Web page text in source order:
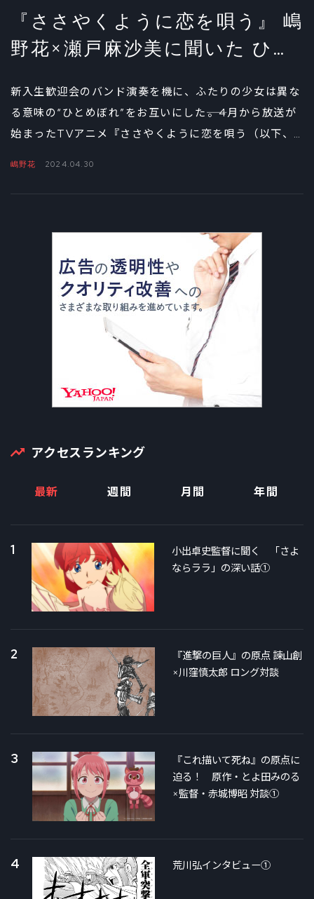
『ささやくように恋を唄う』 嶋
野花×瀬戸麻沙美に聞いた ひま
新入生歓迎会のバンド演奏を機に、ふたりの少女は異な
る意味の“ひとめぼれ”をお互いにした――。4月から放送が
始まったTVアニメ『ささやくように恋を唄う（以下、
嶋野花 2024.04.30
アクセスランキング
最新 週間 月間 年間
1
小出卓史監督に聞く 「さよ
ならララ」の深い話①
2
『進撃の巨人』の原点 諫山創
×川窪慎太郎 ロング対談
3
『これ描いて死ね』の原点に
迫る！ 原作・とよ田みのる
×監督・赤城博昭 対談①
4 荒川弘インタビュー①